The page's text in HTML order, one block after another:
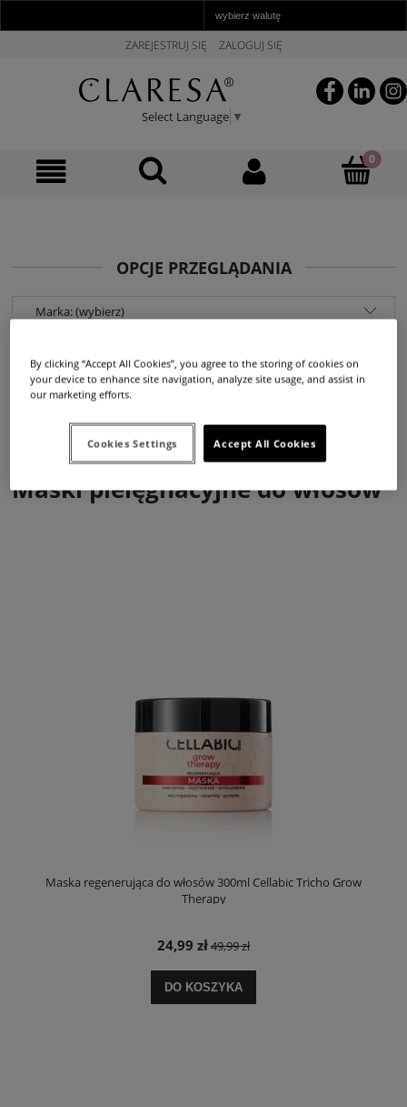
ZAREJESTRUJ SIĘ ZALOGUJ SIĘ
Select Language ▼
OPCJE PRZEGLĄDANIA
Marka: (wybierz)
Promocja: (wybierz)
Maski pielęgnacyjne do włosów
Maska regenerująca do włosów 300ml Cellabic Tricho Grow
Therapy
24,99 zł49,99 zł
DO KOSZYKA
By clicking “Accept All Cookies”, you agree to the storing of cookies on
your device to enhance site navigation, analyze site usage, and assist in
our marketing efforts.
Accept All Cookies
Cookies Settings